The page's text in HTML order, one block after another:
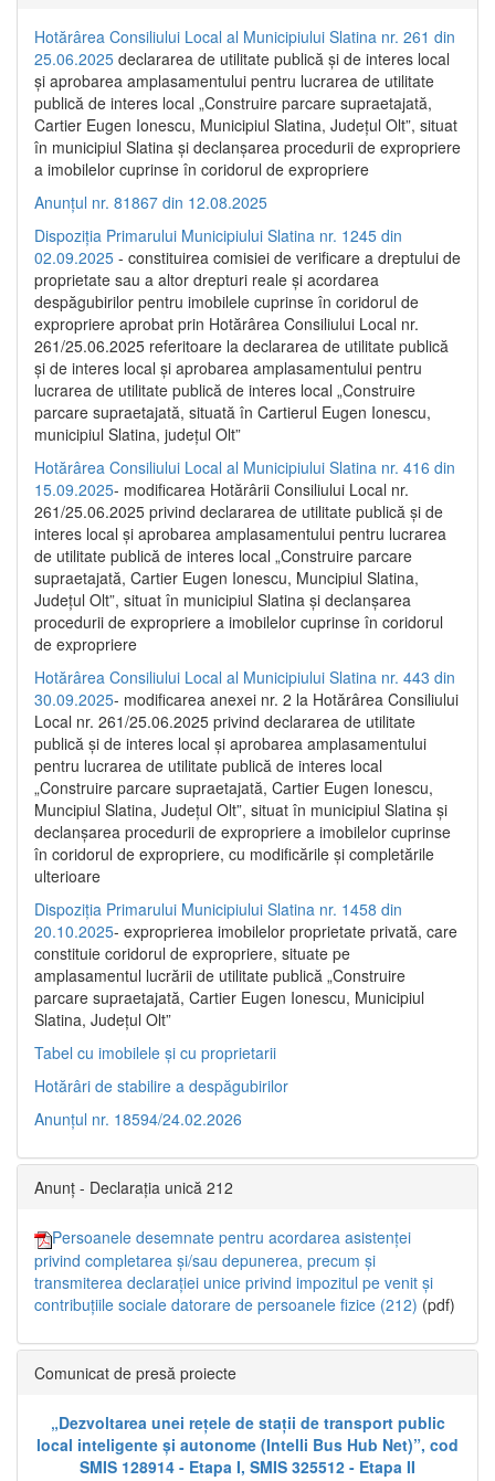
Hotărârea Consiliului Local al Municipiului Slatina nr. 261 din
25.06.2025 declararea de utilitate publică și de interes local
și aprobarea amplasamentului pentru lucrarea de utilitate
publică de interes local „Construire parcare supraetajată,
Cartier Eugen Ionescu, Municipiul Slatina, Județul Olt”, situat
în municipiul Slatina și declanșarea procedurii de expropriere
a imobilelor cuprinse în coridorul de expropriere
Anunțul nr. 81867 din 12.08.2025
Dispoziția Primarului Municipiului Slatina nr. 1245 din
02.09.2025 - constituirea comisiei de verificare a dreptului de
proprietate sau a altor drepturi reale și acordarea
despăgubirilor pentru imobilele cuprinse în coridorul de
expropriere aprobat prin Hotărârea Consiliului Local nr.
261/25.06.2025 referitoare la declararea de utilitate publică
și de interes local și aprobarea amplasamentului pentru
lucrarea de utilitate publică de interes local „Construire
parcare supraetajată, situată în Cartierul Eugen Ionescu,
municipiul Slatina, județul Olt”
Hotărârea Consiliului Local al Municipiului Slatina nr. 416 din
15.09.2025- modificarea Hotărârii Consiliului Local nr.
261/25.06.2025 privind declararea de utilitate publică și de
interes local și aprobarea amplasamentului pentru lucrarea
de utilitate publică de interes local „Construire parcare
supraetajată, Cartier Eugen Ionescu, Muncipiul Slatina,
Județul Olt”, situat în municipiul Slatina și declanșarea
procedurii de expropriere a imobilelor cuprinse în coridorul
de expropriere
Hotărârea Consiliului Local al Municipiului Slatina nr. 443 din
30.09.2025- modificarea anexei nr. 2 la Hotărârea Consiliului
Local nr. 261/25.06.2025 privind declararea de utilitate
publică şi de interes local şi aprobarea amplasamentului
pentru lucrarea de utilitate publică de interes local
„Construire parcare supraetajată, Cartier Eugen Ionescu,
Muncipiul Slatina, Judeţul Olt”, situat în municipiul Slatina şi
declanşarea procedurii de expropriere a imobilelor cuprinse
în coridorul de expropriere, cu modificările şi completările
ulterioare
Dispoziția Primarului Municipiului Slatina nr. 1458 din
20.10.2025- exproprierea imobilelor proprietate privată, care
constituie coridorul de expropriere, situate pe
amplasamentul lucrării de utilitate publică „Construire
parcare supraetajată, Cartier Eugen Ionescu, Municipiul
Slatina, Județul Olt”
Tabel cu imobilele și cu proprietarii
Hotărâri de stabilire a despăgubirilor
Anunțul nr. 18594/24.02.2026
Anunț - Declarația unică 212
Persoanele desemnate pentru acordarea asistenței
privind completarea și/sau depunerea, precum și
transmiterea declarației unice privind impozitul pe venit și
contribuțiile sociale datorare de persoanele fizice (212) (pdf)
Comunicat de presă proiecte
„Dezvoltarea unei rețele de stații de transport public
local inteligente și autonome (Intelli Bus Hub Net)”, cod
SMIS 128914 - Etapa I, SMIS 325512 - Etapa II